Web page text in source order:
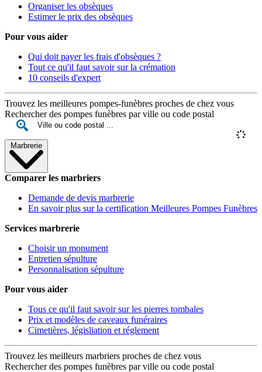
Organiser les obsèques
Estimer le prix des obsèques
Pour vous aider
Qui doit payer les frais d'obsèques ?
Tout ce qu'il faut savoir sur la crémation
10 conseils d'expert
Trouvez les meilleures pompes-funèbres proches de chez vous
Rechercher des pompes funèbres par ville ou code postal
Marbrerie
Comparer les marbriers
Demande de devis marbrerie
En savoir plus sur la certification Meilleures Pompes Funèbres
Services marbrerie
Choisir un monument
Entretien sépulture
Personnalisation sépulture
Pour vous aider
Tous ce qu'il faut savoir sur les pierres tombales
Prix et modèles de caveaux funéraires
Cimetières, législiation et réglement
Trouvez les meilleurs marbriers proches de chez vous
Rechercher des pompes funèbres par ville ou code postal